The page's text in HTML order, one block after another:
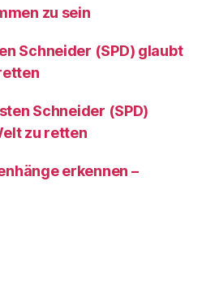
zu sein
Schneider (SPD) glaubt
Schneider (SPD)
zu retten
erkennen –